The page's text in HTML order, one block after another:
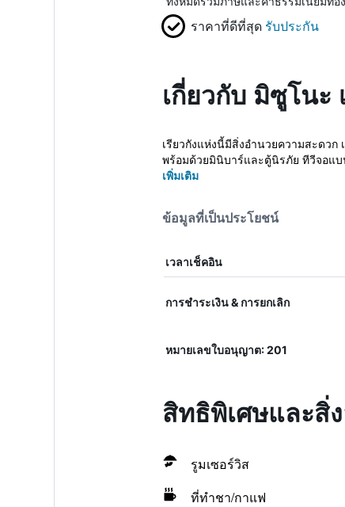
ราคาที่ดีที่สุด รับประกัน
เกี่ยวกับ มิซูโนะ
เรียวกังแห่งนี้มีสิ่งอำนวยความสะดว
พร้อมด้วยมินิบาร์และตู้นิรภัย ทีวีจอแ
เพิ่มเติม
ข้อมูลที่เป็นประโยชน์
เวลาเช็คอิน
การชำระเงิน & การยกเลิก
หมายเลขใบอนุญาต: 201
สิทธิพิเศษและสิ่
รูมเซอร์วิส
ที่ทำชา/กาแฟ